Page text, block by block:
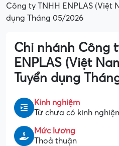
Công ty TNHH ENPLAS (Việt
dụng Tháng 05/2026
Chi nhánh Công
ENPLAS (Việt
Tuyển dụng
Kinh nghiệm
Từ chưa có kinh
Mức lương
Thoả thuận